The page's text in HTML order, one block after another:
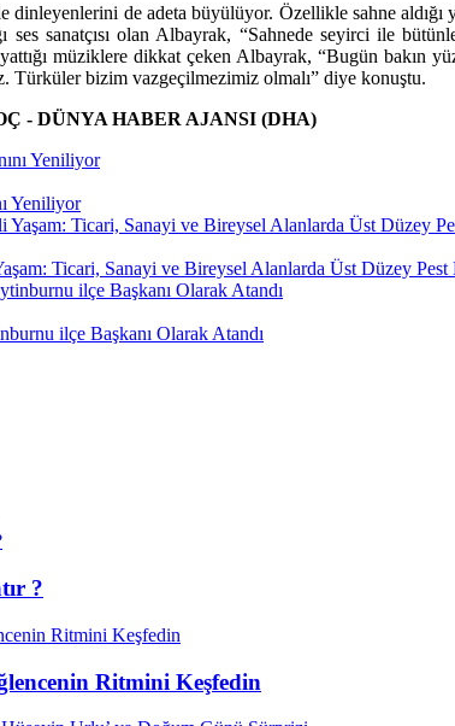
dinleyenlerini de adeta büyülüyor. Özellikle sahne
ses sanatçısı olan Albayrak, “Sahnede seyirci ile
müziklere dikkat çeken Albayrak, “Bugün
Türküler bizim vazgeçilmezimiz olmalı” diye konuştu.
- DÜNYA HABER AJANSI (DHA)
Yeniliyor
Ticari, Sanayi ve Bireysel Alanlarda Üst Düzey
ilçe Başkanı Olarak Atandı
?
Ritmini Keşfedin